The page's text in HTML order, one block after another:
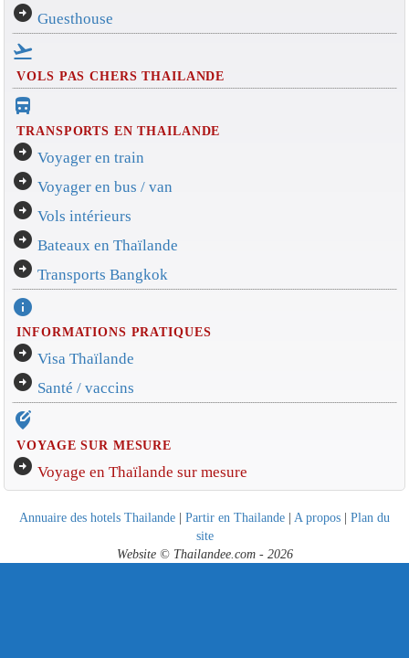
arrow_circle_right Guesthouse
flight_takeoff
VOLS PAS CHERS THAILANDE
directions_bus_filled
TRANSPORTS EN THAILANDE
arrow_circle_right Voyager en train
arrow_circle_right Voyager en bus / van
arrow_circle_right Vols intérieurs
arrow_circle_right Bateaux en Thaïlande
arrow_circle_right Transports Bangkok
info
INFORMATIONS PRATIQUES
arrow_circle_right Visa Thaïlande
arrow_circle_right Santé / vaccins
edit_location_alt
VOYAGE SUR MESURE
arrow_circle_right Voyage en Thaïlande sur mesure
Annuaire des hotels Thailande | Partir en Thailande | A propos | Plan du
site
Website © Thailandee.com - 2026